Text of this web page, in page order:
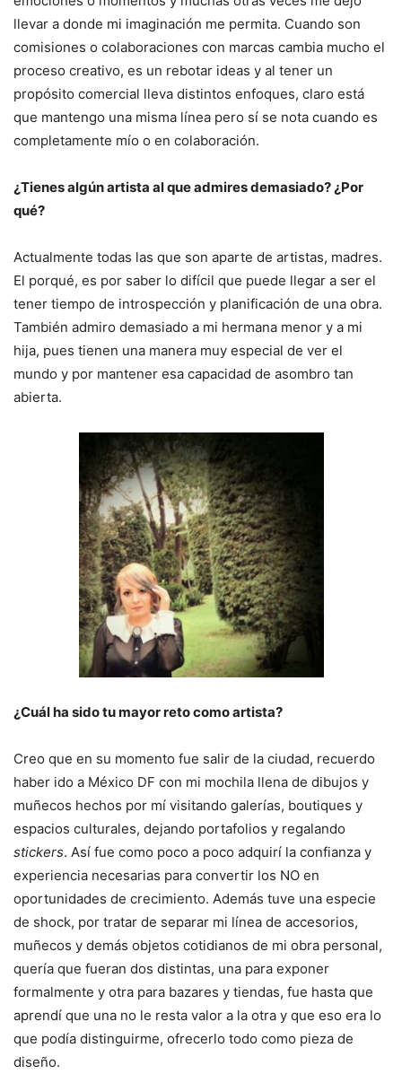
llevar a donde mi imaginación me permita. Cuando son
comisiones o colaboraciones con marcas cambia mucho el
proceso creativo, es un rebotar ideas y al tener un
propósito comercial lleva distintos enfoques, claro está
que mantengo una misma línea pero sí se nota cuando es
completamente mío o en colaboración.
¿Tienes algún artista al que admires demasiado? ¿Por
qué?
Actualmente todas las que son aparte de artistas, madres.
El porqué, es por saber lo difícil que puede llegar a ser el
tener tiempo de introspección y planificación de una obra.
También admiro demasiado a mi hermana menor y a mi
hija, pues tienen una manera muy especial de ver el
mundo y por mantener esa capacidad de asombro tan
abierta.
¿Cuál ha sido tu mayor reto como artista?
Creo que en su momento fue salir de la ciudad, recuerdo
haber ido a México DF con mi mochila llena de dibujos y
muñecos hechos por mí visitando galerías, boutiques y
espacios culturales, dejando portafolios y regalando
stickers. Así fue como poco a poco adquirí la confianza y
experiencia necesarias para convertir los NO en
oportunidades de crecimiento. Además tuve una especie
de shock, por tratar de separar mi línea de accesorios,
muñecos y demás objetos cotidianos de mi obra personal,
quería que fueran dos distintas, una para exponer
formalmente y otra para bazares y tiendas, fue hasta que
aprendí que una no le resta valor a la otra y que eso era lo
que podía distinguirme, ofrecerlo todo como pieza de
diseño.